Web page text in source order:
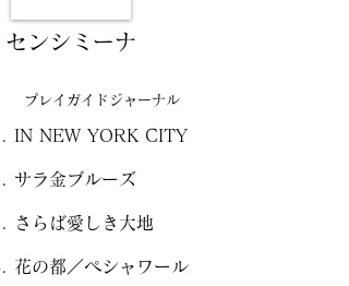
センシミーナ
プレイガイドジャーナル
IN NEW YORK CITY
サラ金ブルーズ
さらば愛しき大地
花の都／ペシャワール